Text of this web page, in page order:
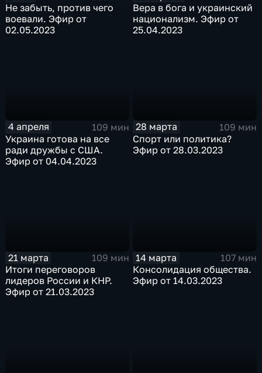
Не забыть, против чего
воевали. Эфир от
02.05.2023
Вера в бога и украинский
национализм. Эфир от
25.04.2023
4 апреля
109 мин
Украина готова на все
ради дружбы с США.
Эфир от 04.04.2023
28 марта
109 мин
Спорт или политика?
Эфир от 28.03.2023
21 марта
109 мин
Итоги переговоров
лидеров России и КНР.
Эфир от 21.03.2023
14 марта
107 мин
Консолидация общества.
Эфир от 14.03.2023